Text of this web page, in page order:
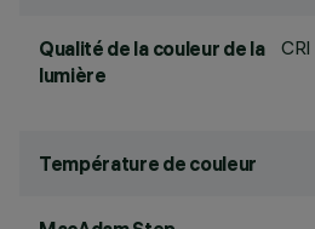
Qualité de la couleur de la
lumière
CRI
Température de couleur